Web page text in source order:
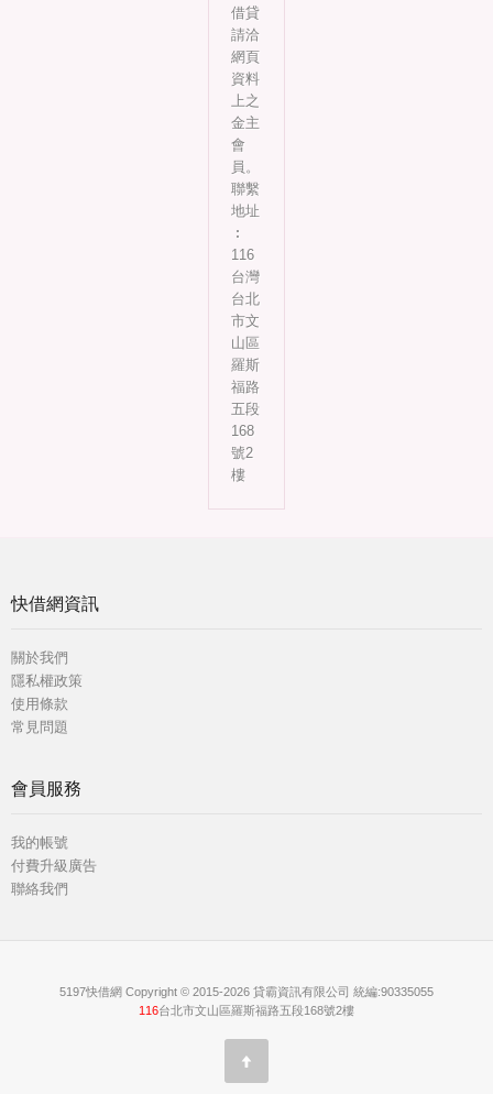
借貸
請洽
網頁
資料
上之
金主
會
員。
聯繫
地址
︰
116
台灣
台北
市文
山區
羅斯
福路
五段
168
號2
樓
快借網資訊
關於我們
隱私權政策
使用條款
常見問題
會員服務
我的帳號
付費升級廣告
聯絡我們
5197快借網 Copyright © 2015-2026 貸霸資訊有限公司 統編:90335055
116台北市文山區羅斯福路五段168號2樓